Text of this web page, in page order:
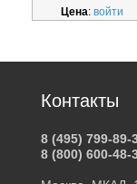
Цена: войти
Контакты
8 (495) 799-89-
8 (800) 600-48-